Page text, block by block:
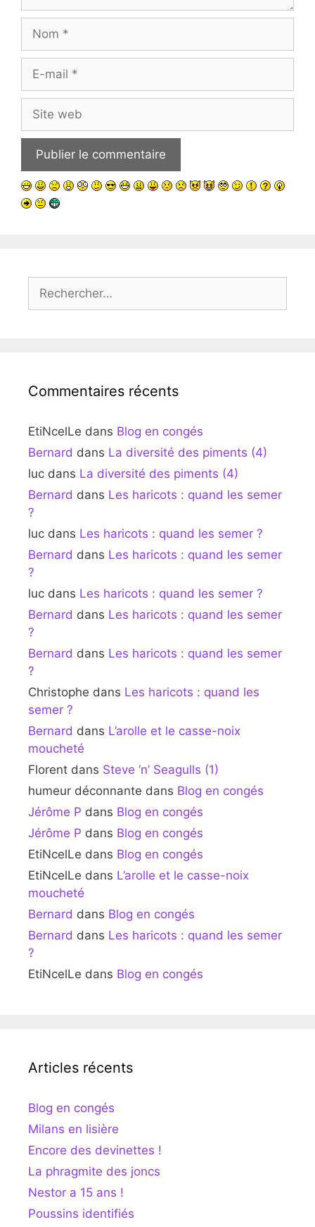
Nom
Site
web
Rechercher :
Commentaires récents
EtiNcelLe dans Blog en congés
Bernard dans La diversité des piments (4)
luc dans La diversité des piments (4)
Bernard dans Les haricots : quand les semer
?
luc dans Les haricots : quand les semer ?
Bernard dans Les haricots : quand les semer
?
luc dans Les haricots : quand les semer ?
Bernard dans Les haricots : quand les semer
?
Bernard dans Les haricots : quand les semer
?
Christophe dans Les haricots : quand les
semer ?
Bernard dans L’arolle et le casse-noix
moucheté
Florent dans Steve ‘n’ Seagulls (1)
humeur déconnante dans Blog en congés
Jérôme P dans Blog en congés
Jérôme P dans Blog en congés
EtiNcelLe dans Blog en congés
EtiNcelLe dans L’arolle et le casse-noix
moucheté
Bernard dans Blog en congés
Bernard dans Les haricots : quand les semer
?
EtiNcelLe dans Blog en congés
Articles récents
Blog en congés
Milans en lisière
Encore des devinettes !
La phragmite des joncs
Nestor a 15 ans !
Poussins identifiés